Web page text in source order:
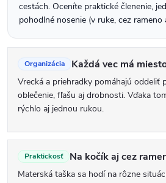
a
r
cestách. Oceníte praktické členenie,
pohodlné nosenie (v ruke, cez rameno
Organizácia Každá vec má
Vrecká a priehradky pomáhajú oddeliť
oblečenie, fľašu aj drobnosti. Vďaka
rýchlo aj jednou rukou.
Praktickosť Na kočík aj cez
Materská taška sa hodí na rôzne